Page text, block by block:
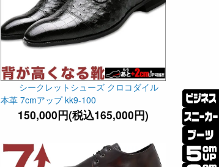
シークレットシューズ クロコダイル
本革 7cmアップ kk9-100
150,000円(税込165,000円)